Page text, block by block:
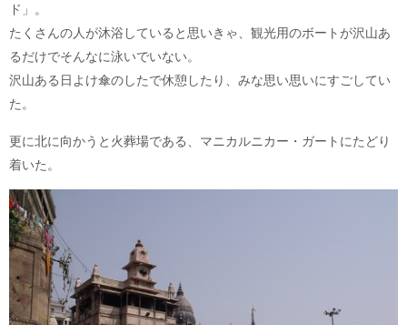
ド」。
たくさんの人が沐浴していると思いきゃ、観光用のボートが沢山あ
るだけでそんなに泳いでいない。
沢山ある日よけ傘のしたで休憩したり、みな思い思いにすごしてい
た。
更に北に向かうと火葬場である、マニカルニカー・ガートにたどり
着いた。